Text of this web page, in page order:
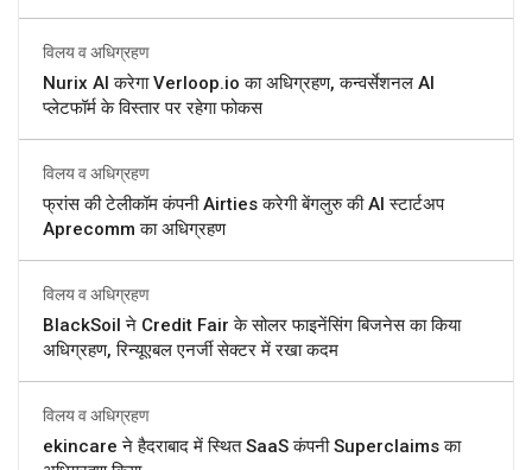
विलय व अधिग्रहण
Nurix AI करेगा Verloop.io का अधिग्रहण, कन्वर्सेशनल AI
प्लेटफॉर्म के विस्तार पर रहेगा फोकस
विलय व अधिग्रहण
फ्रांस की टेलीकॉम कंपनी Airties करेगी बेंगलुरु की AI स्टार्टअप
Aprecomm का अधिग्रहण
विलय व अधिग्रहण
BlackSoil ने Credit Fair के सोलर फाइनेंसिंग बिजनेस का किया
अधिग्रहण, रिन्यूएबल एनर्जी सेक्टर में रखा कदम
विलय व अधिग्रहण
ekincare ने हैदराबाद में स्थित SaaS कंपनी Superclaims का